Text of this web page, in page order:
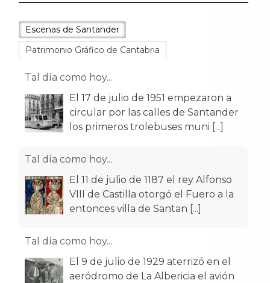
Escenas de Santander
Patrimonio Gráfico de Cantabria
Tal día como hoy...
El 17 de julio de 1951 empezaron a
circular por las calles de Santander
los primeros trolebuses muni [...]
Tal día como hoy...
El 11 de julio de 1187 el rey Alfonso
VIII de Castilla otorgó el Fuero a la
entonces villa de Santan [...]
Tal día como hoy...
El 9 de julio de 1929 aterrizó en el
aeródromo de La Albericia el avión